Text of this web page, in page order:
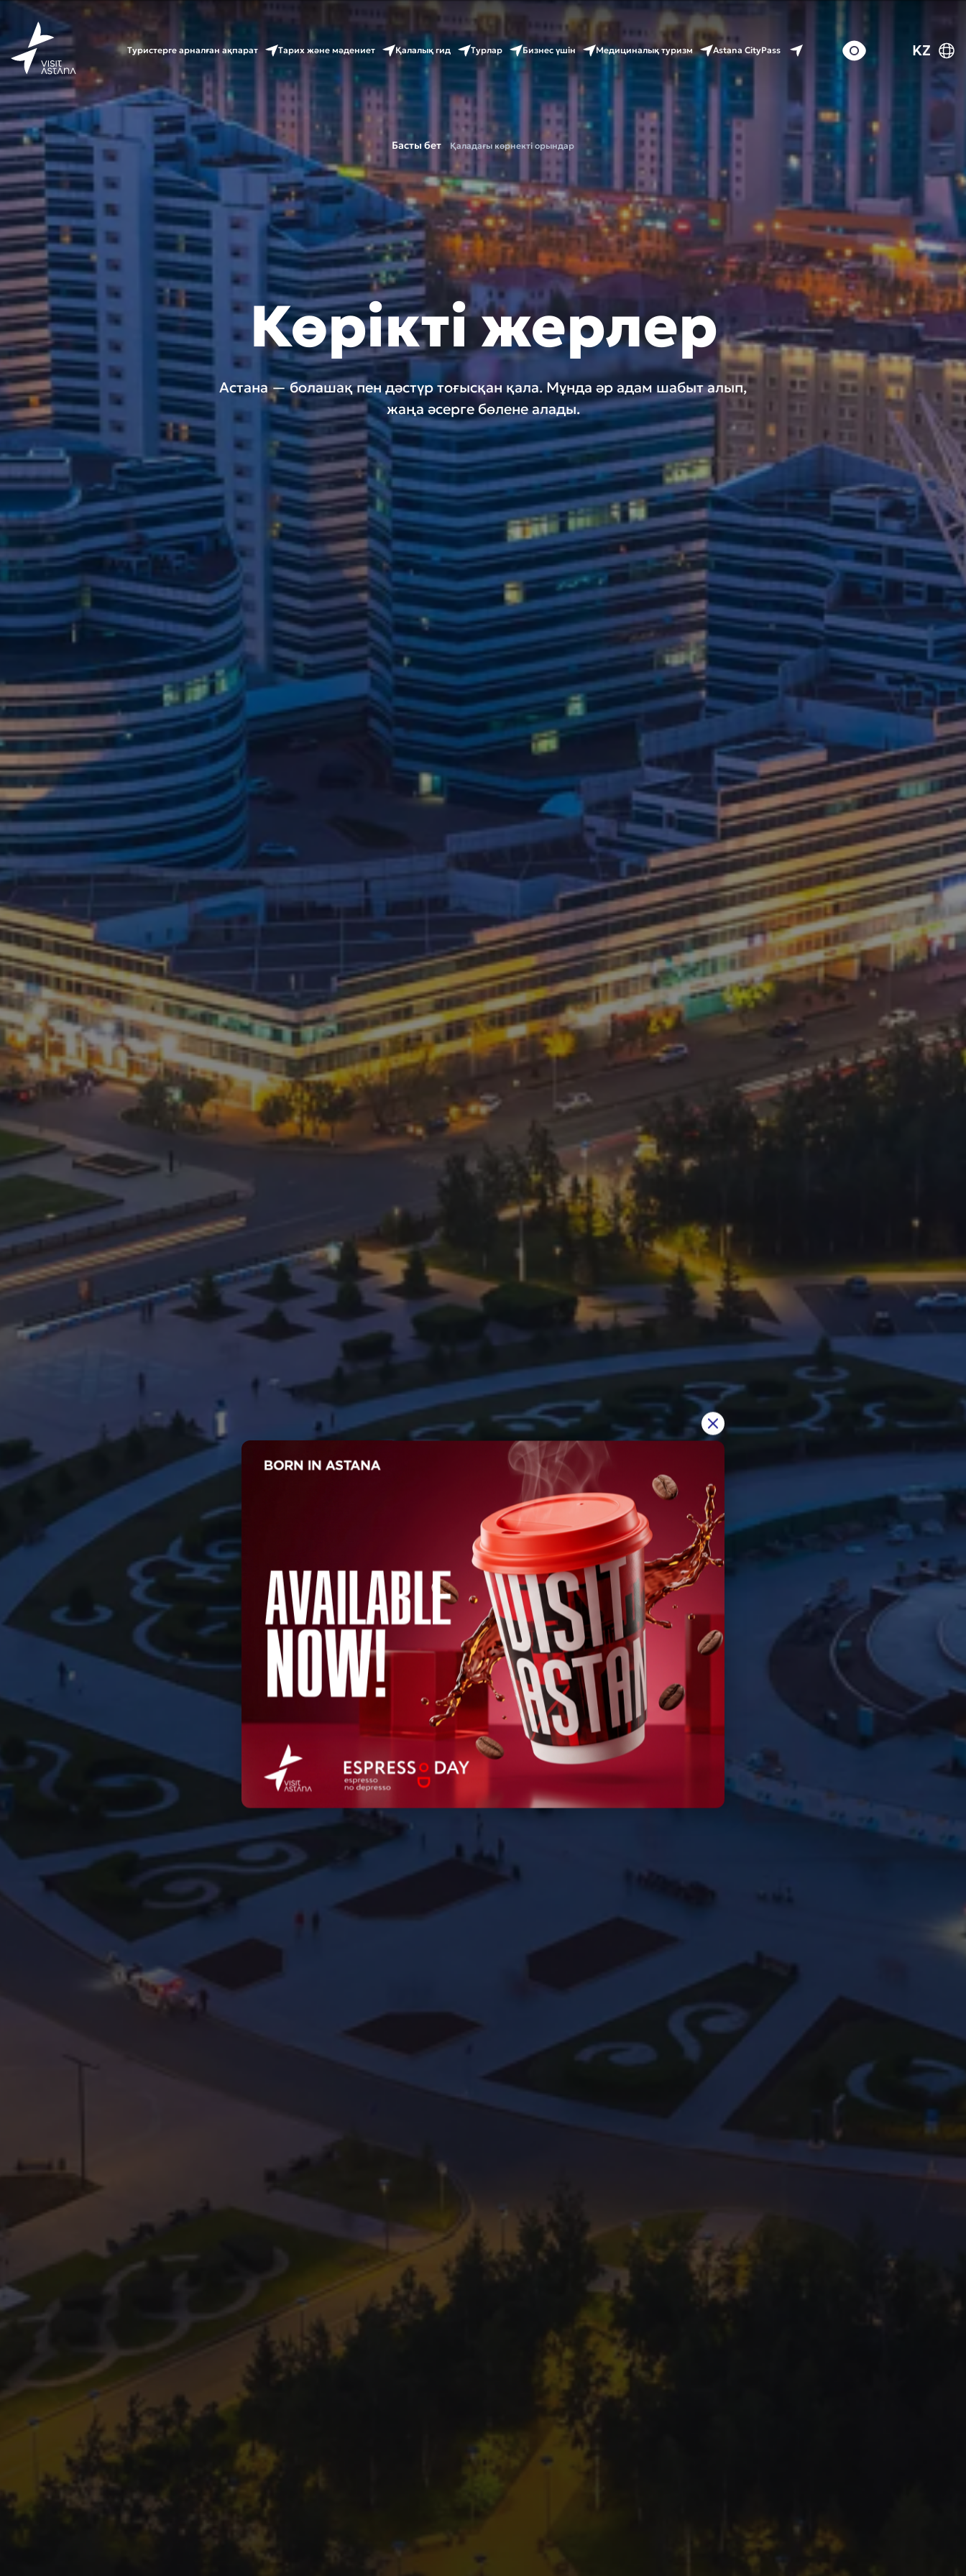
Туристерге арналған ақпарат Тарих және мәдениет Қалалық гид Турлар Бизнес үшін Медициналық туризм Astana CityPass KZ
Басты бет Қаладағы көрнекті орындар
Көрікті жерлер
Астана — болашақ пен дәстүр тоғысқан қала. Мұнда әр адам шабыт алып,
жаңа әсерге бөлене алады.